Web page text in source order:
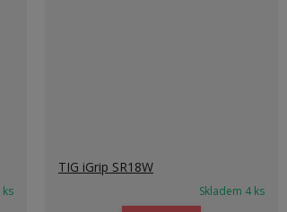
ks
TIG iGrip SR18W
Skladem 4 ks